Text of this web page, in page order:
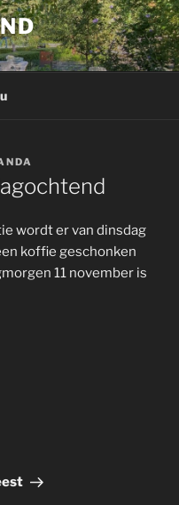
wordt er van dinsdag
koffie geschonken
11 november is